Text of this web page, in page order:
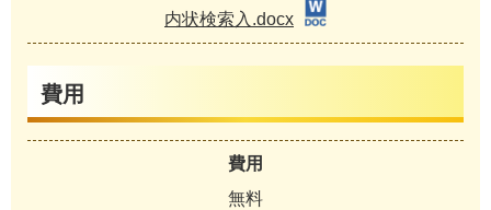
内状検索入.docx
費用
費用
無料